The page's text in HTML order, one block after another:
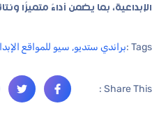
الإبداعية، بما يضمن أداءً متميزًا
Tags : براندي ستديو, سيو للمواقع
Share This :